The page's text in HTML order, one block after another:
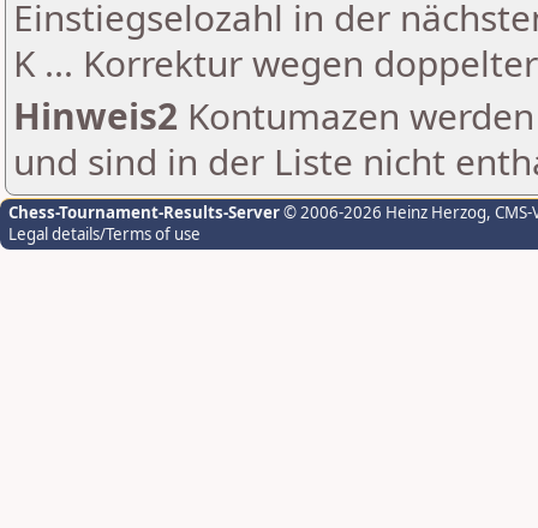
Einstiegselozahl in der
K ... Korrektur wegen
Hinweis2 Kontumazen
und sind in der Liste nicht
Chess-Tournament-Results-Server© 2006-2026 Heinz Herzog,
Legal details/Terms of use